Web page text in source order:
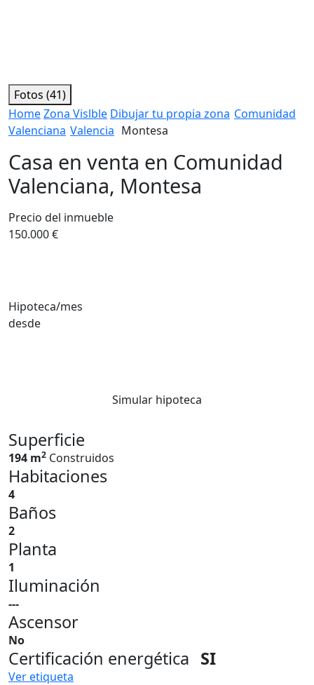
Fotos (41)
HomeZona Vislble Dibujar tu propia zona Comunidad
Valenciana Valencia Montesa
Casa en venta en Comunidad
Valenciana, Montesa
Precio del inmueble
150.000 €
Hipoteca/mes
desde
Simular hipoteca
Superficie
194 m2 Construidos
Habitaciones
4
Baños
2
Planta
1
Iluminación
---
Ascensor
No
Certificación energética SI
Ver etiqueta